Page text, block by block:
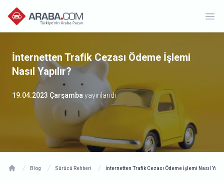
İnternetten Trafik Cezası Ödeme İşlemi
Nasıl Yapılır?
19.04.2023 Çarşamba yayınlandı
Blog Sürücü Rehberi İnternetten Trafik Cezası Ödeme İşlemi Nasıl